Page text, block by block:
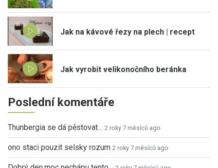
Jak na kávové řezy na plech | recept
Jak vyrobit velikonočního beránka
Poslední komentáře
Thunbergia se dá pěstovat… 2 roky 7 měsíců ago
ono staci pouzit selsky rozum 2 roky 7 měsíců ago